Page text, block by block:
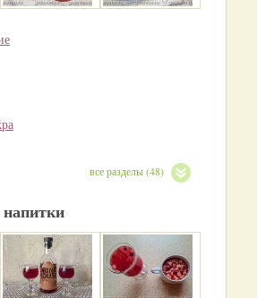
все разделы (48)